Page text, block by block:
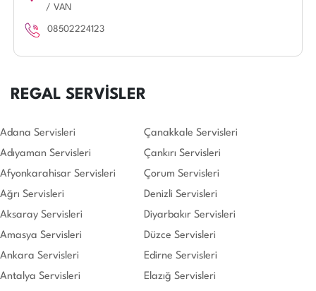
/ VAN
08502224123
REGAL SERVİSLER
Adana Servisleri
Adıyaman Servisleri
Afyonkarahisar Servisleri
Ağrı Servisleri
Aksaray Servisleri
Amasya Servisleri
Ankara Servisleri
Antalya Servisleri
Çanakkale Servisleri
Çankırı Servisleri
Çorum Servisleri
Denizli Servisleri
Diyarbakır Servisleri
Düzce Servisleri
Edirne Servisleri
Elazığ Servisleri